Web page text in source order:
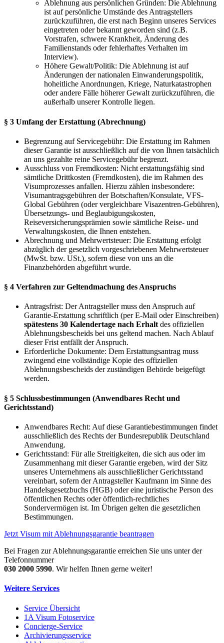
Ablehnung aus persönlichen Gründen: Die Ablehnung
ist auf persönliche Umstände des Antragstellers
zurückzuführen, die erst nach Beginn unseres Services
eingetreten oder bekannt geworden sind (z.B.
Vorstrafen, schwere Krankheit, Änderung des
Familienstands oder fehlerhaftes Verhalten im
Interview).
Höhere Gewalt/Politik: Die Ablehnung ist auf
Änderungen der nationalen Einwanderungspolitik,
hoheitliche Anordnungen, Kriege, Naturkatastrophen
oder andere Fälle höherer Gewalt zurückzuführen, die
außerhalb unserer Kontrolle liegen.
§ 3 Umfang der Erstattung (Abrechnung)
Begrenzung auf Servicegebühr: Die Erstattung im Rahmen
dieser Garantie ist ausschließlich auf die von Ihnen tatsächlich
an uns gezahlte reine Servicegebühr begrenzt.
Ausschluss von Fremdkosten: Nicht erstattungsfähig sind
sämtliche Drittkosten (Fremdkosten), die im Rahmen des
Visumprozesses anfallen. Hierzu zählen insbesondere:
Visumantragsgebühren der Botschaften/Konsulate, VFS-
Global Gebühren (oder vergleichbare Visazentren-Gebühren),
Übersetzungs- und Beglaubigungskosten,
Reiseversicherungsprämien sowie sämtliche Reise- und
Verwaltungskosten, die Ihnen entstehen.
Abrechnung und Mehrwertsteuer: Die Erstattung erfolgt
abzüglich der gesetzlich vorgeschriebenen Mehrwertsteuer
(MwSt. bzw. USt.), sofern diese von uns an die
Finanzbehörden abgeführt wurde.
§ 4 Verfahren zur Geltendmachung des Anspruchs
Antragsfrist: Der Antragsteller muss den Anspruch auf
Garantie-Erstattung schriftlich (per E-Mail oder Einschreiben)
spätestens 30 Kalendertage nach Erhaltdes offiziellen
Ablehnungsbescheids bei uns geltend machen. Nach Ablauf
dieser Frist entfällt der Anspruch.
Erforderliche Dokumente: Dem Erstattungsantrag muss
zwingend eine vollständige Kopie des offiziellen
Ablehnungsbescheids der zuständigen Behörde beigefügt
werden.
§ 5 Schlussbestimmungen (Anwendbares Recht und
Gerichtsstand)
Anwendbares Recht: Auf diese Garantiebestimmungen findet
ausschließlich des Rechts der Bundesrepublik Deutschland
Anwendung.
Gerichtsstand: Für alle Streitigkeiten, die sich aus oder im
Zusammenhang mit dieser Garantie ergeben, wird der Sitz
unseres Unternehmens als ausschließlicher Gerichtsstand
vereinbart, sofern der Antragsteller Kaufmann im Sinne des
Handelsgesetzbuchs (HGB) oder eine juristische Person des
öffentlichen Rechts oder öffentlich-rechtliches
Sondervermögen ist. Im Übrigen gelten die gesetzlichen
Bestimmungen.
Jetzt Visum mit Ablehnungsgarantie beantragen
Bei Fragen zur Ablehnungsgarantie erreichen Sie uns unter der
Telefonnummer
030 2000 5990. Wir helfen Ihnen gerne weiter!
Weitere Services
Service Übersicht
1A Visum Fotoservice
Concierge-Service
Archivierungsservice